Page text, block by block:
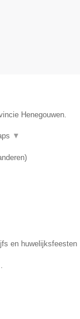
Henegouwen.
▼
)
en huwelijksfeesten